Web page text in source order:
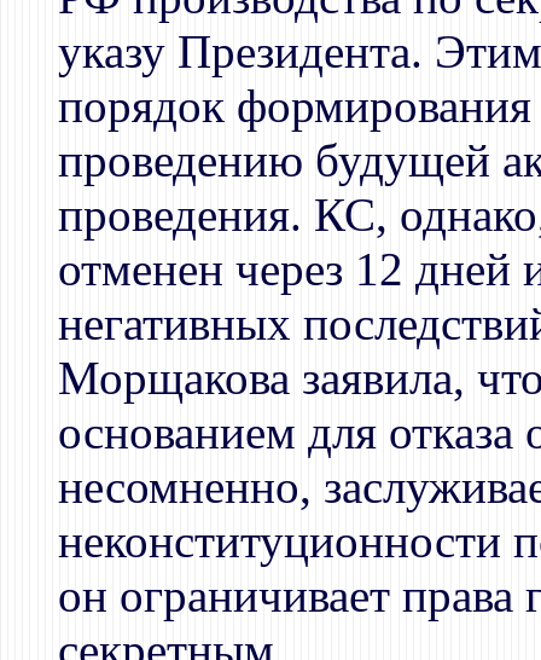
указу Президента.
порядок
проведению будущей
проведения. КС,
отменен через 12 дней
негативных
Морщакова заявила,
основанием для отказа
несомненно,
неконституционности
он ограничивает
секретным.